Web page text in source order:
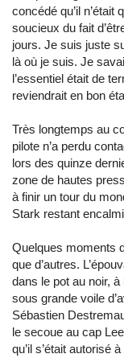
concédé qu’il
soucieux du fait
jours. Je suis juste
là où je suis. Je
l’essentiel était de
reviendrait en bon
Très longtemps au
pilote n’a perdu
lors des quinze
zone de hautes
à finir un tour du
Stark restant
Quelques moments
que d’autres.
dans le pot au noir, à
sous grande voile
Sébastien
le secoue au cap
qu’il s’était autorisé